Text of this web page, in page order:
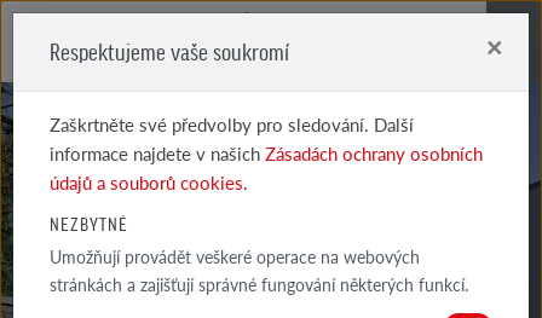
UNIVERSE
Respektujeme vaše soukromí ×
Zaškrtněte své předvolby pro sledování. Další
informace najdete v našichZásadách ochrany osobních
údajů a souborů cookies.
NEZBYTNÉ
Umožňují provádět veškeré operace na webových
stránkách a zajišťují správné fungování některých funkcí.